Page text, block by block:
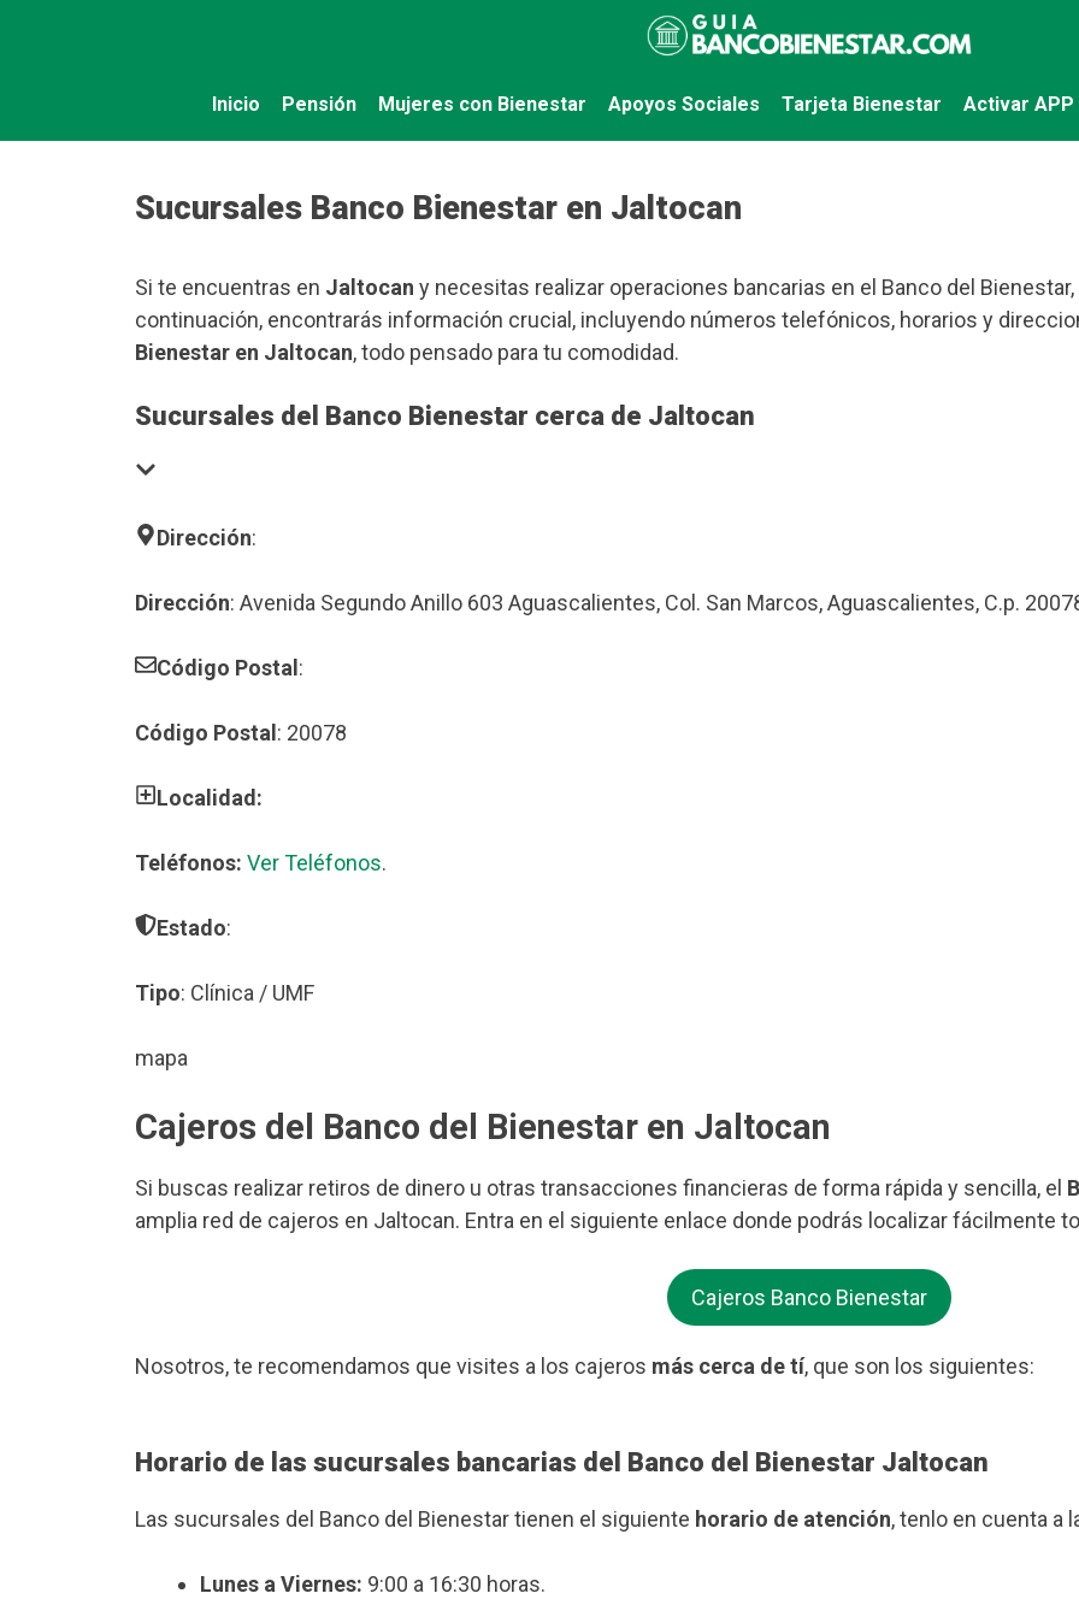
Inicio Pensión Mujeres con Bienestar Apoyos Sociales Tarjeta Bienestar Activar APP
Sucursales Banco Bienestar en Jaltocan
Si te encuentras en Jaltocan y necesitas realizar operaciones bancarias en el Banco del
continuación, encontrarás información crucial, incluyendo números telefónicos, horarios y
Bienestar en Jaltocan, todo pensado para tu comodidad.
Sucursales del Banco Bienestar cerca de Jaltocan
Dirección:
Dirección: Avenida Segundo Anillo 603 Aguascalientes, Col. San Marcos, Aguascalientes, C.p.
Código Postal :
Código Postal : 20078
Localidad:
Teléfonos: Ver Teléfonos.
Estado:
Tipo: Clínica / UMF
mapa
Cajeros del Banco del Bienestar en Jaltocan
Si buscas realizar retiros de dinero u otras transacciones financieras de forma rápida y sencilla, el
amplia red de cajeros en Jaltocan. Entra en el siguiente enlace donde podrás localizar fácilmente
Cajeros Banco Bienestar
Nosotros, te recomendamos que visites a los cajeros más cerca de tí, que son los siguientes:
Horario de las sucursales bancarias del Banco del Bienestar Jaltocan
Las sucursales del Banco del Bienestar tienen el siguiente horario de atención, tenlo en cuenta a
Lunes a Viernes: 9:00 a 16:30 horas.